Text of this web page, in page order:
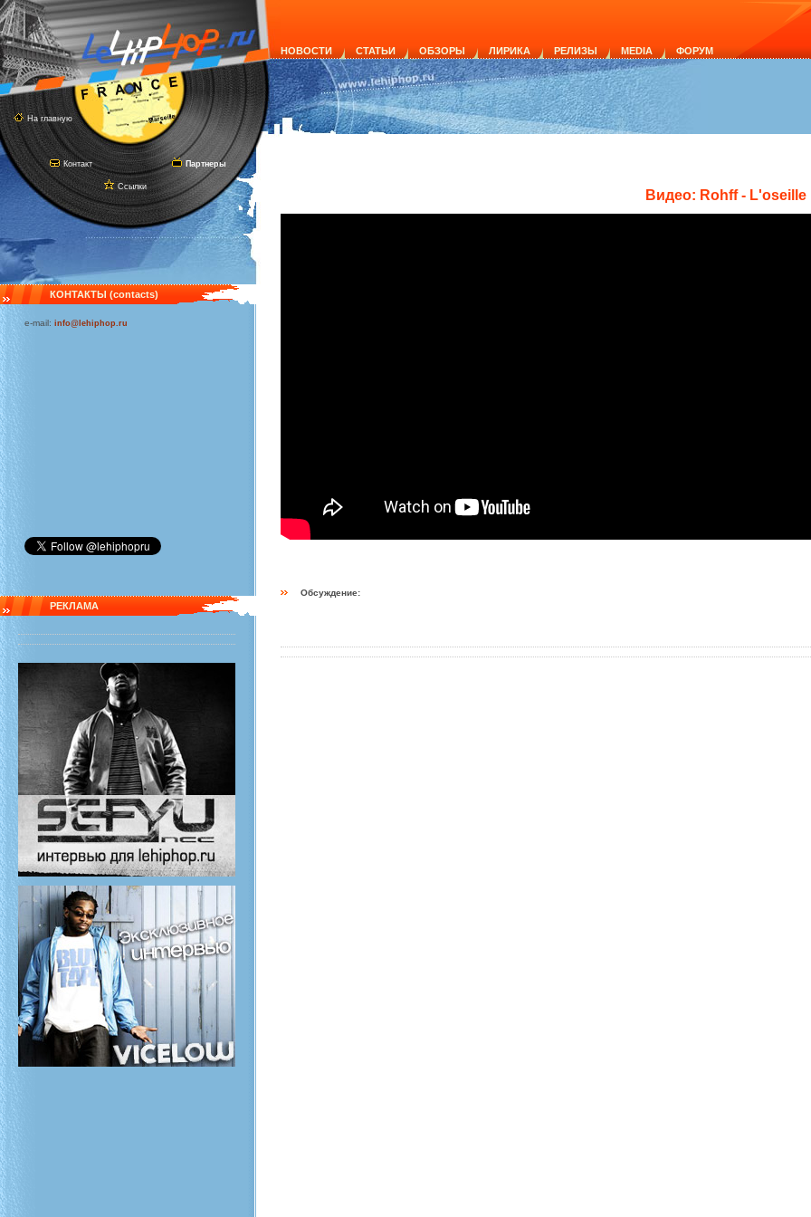
На главную
Контакт
Ссылки
Партнеры
НОВОСТИ СТАТЬИ ОБЗОРЫ ЛИРИКА РЕЛИЗЫ MEDIA ФОРУМ
КОНТАКТЫ (contacts)
e-mail: info@lehiphop.ru
РЕКЛАМА
Видео: Rohff - L'oseille
Обсуждение: